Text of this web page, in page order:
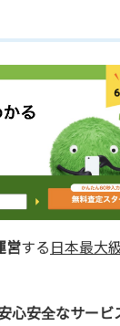
営する 日本最大
心安全なサービ